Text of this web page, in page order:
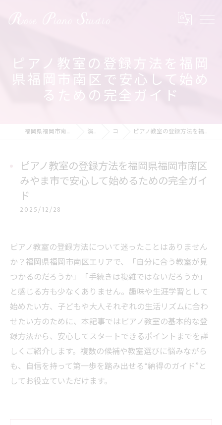
ピアノ教室の登録方法を福岡
県福岡市南区で安心して始め
るための完全ガイド
福岡県福岡市南区のピアノ教室ならRose Piano Studio 演奏の動画 コラム ピアノ教室の登録方法を福岡県福岡市南区みやま市で安心して始めるための完全ガイド
ピアノ教室の登録方法を福岡県福岡市南区
みやま市で安心して始めるための完全ガイ
ド
2025/12/28
ピアノ教室の登録方法について迷ったことはありません
か？福岡県福岡市南区エリアで、「自分に合う教室が見
つかるのだろうか」「手続きは複雑ではないだろうか」
と感じる方も少なくありません。趣味や生涯学習として
始めたい方、子どもや大人それぞれの生活リズムに合わ
せたい方のために、本記事ではピアノ教室の基本的な登
録方法から、安心してスタートできるポイントまでを詳
しくご紹介します。複数の候補や教室選びに悩みながら
も、自信を持って第一歩を踏み出せる“納得のガイド”と
してお役立ていただけます。